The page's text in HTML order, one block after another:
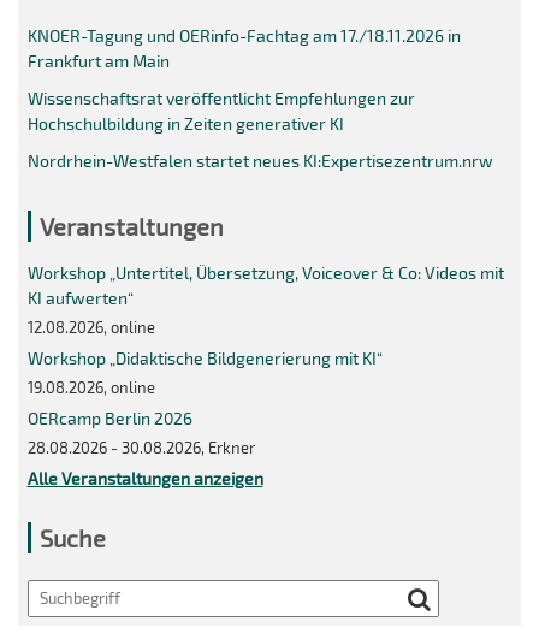
KNOER-Tagung und OERinfo-Fachtag am 17./18.11.2026 in
Frankfurt am Main
Wissenschaftsrat veröffentlicht Empfehlungen zur
Hochschulbildung in Zeiten generativer KI
Nordrhein-Westfalen startet neues KI:Expertisezentrum.nrw
Veranstaltungen
Workshop „Untertitel, Übersetzung, Voiceover & Co: Videos mit
KI aufwerten“
12.08.2026, online
Workshop „Didaktische Bildgenerierung mit KI“
19.08.2026, online
OERcamp Berlin 2026
28.08.2026 - 30.08.2026, Erkner
Alle Veranstaltungen anzeigen
Suche
Search